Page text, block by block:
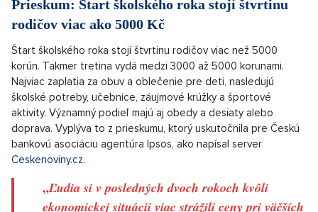
Prieskum: Štart školského roka stojí štvrtinu
rodičov viac ako 5000 Kč
Štart školského roka stojí štvrtinu rodičov viac než 5000
korún. Takmer tretina vydá medzi 3000 až 5000 korunami.
Najviac zaplatia za obuv a oblečenie pre deti, nasledujú
školské potreby, učebnice, záujmové krúžky a športové
aktivity. Významný podieľ majú aj obedy a desiaty alebo
doprava. Vyplýva to z prieskumu, ktorý uskutočnila pre Českú
bankovú asociáciu agentúra Ipsos, ako napísal server
Ceskenoviny.cz.
„Ľudia si v posledných dvoch rokoch kvôli
ekonomickej situácii viac strážili ceny pri väčších